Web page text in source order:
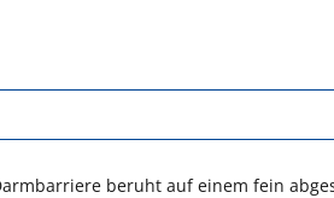
beruht auf einem fein